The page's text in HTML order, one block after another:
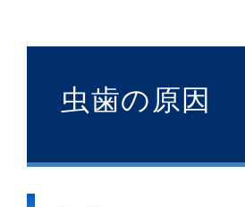
虫歯の原因